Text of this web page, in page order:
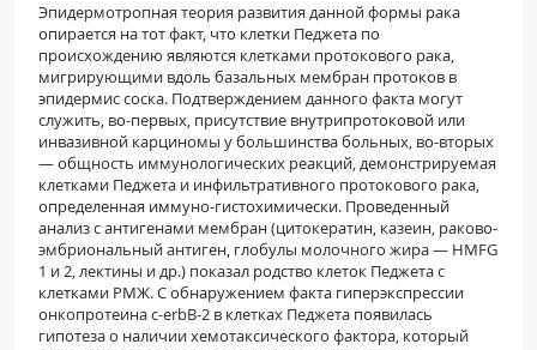
Эпидермотропная теория развития данной формы рака
опирается на тот факт, что клетки Педжета по
происхождению являются клетками протокового рака,
мигрирующими вдоль базальных мембран протоков в
эпидермис соска. Под­тверждением данного факта могут
служить, во-первых, присутствие внутрипротоковой или
инвазивной карциномы у большинства больных, во-вторых
— общность иммунологических реакций, демонстрируемая
клетками Педжета и инфильтративного протокового рака,
определенная иммуно-гистохимически. Проведенный
анализ с антигена­ми мембран (цитокератин, казеин, раково-
эмбриональный антиген, глобулы молочного жира — HMFG
1 и 2, лектины и др.) показал родство кле­ток Педжета с
клетками РМЖ. С обнаружением факта гиперэкспрессии
онкопротеина c-erbB-2 в клетках Педжета появилась
гипотеза о наличии хемотаксического фактора, который